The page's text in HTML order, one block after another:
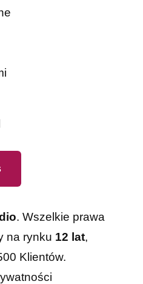
. Wszelkie prawa
na rynku 12 lat,
Klientów.